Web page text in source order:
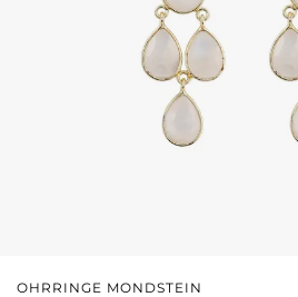
OHRRINGE MONDSTEIN